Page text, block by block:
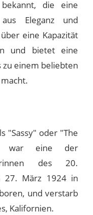
bekannt, die eine
Eleganz und
eine Kapazität
und bietet eine
einem beliebten
"Sassy" oder "The
war eine der
des 20.
27. März 1924 in
und verstarb
Kalifornien.